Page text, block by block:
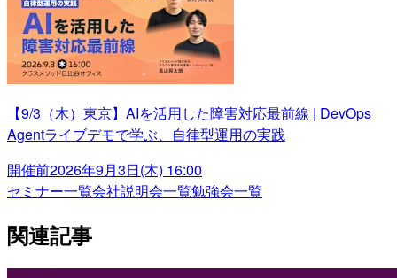
【9/3（木）東京】AIを活用した障害対応最前線 | DevOps
Agentライブデモで学ぶ、自律型運用の実践
開催前2026年9月3日(木) 16:00
セミナー一覧会社説明会一覧勉強会一覧
関連記事